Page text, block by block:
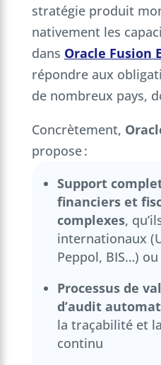
stratégie produit
nativement les
dans Oracle Fusion
répondre aux
de nombreux pays,
Concrètement,
propose :
Support
financiers et
complexes,
internationaux
Peppol, BIS…)
Processus de
d’audit
la traçabilité et
continu